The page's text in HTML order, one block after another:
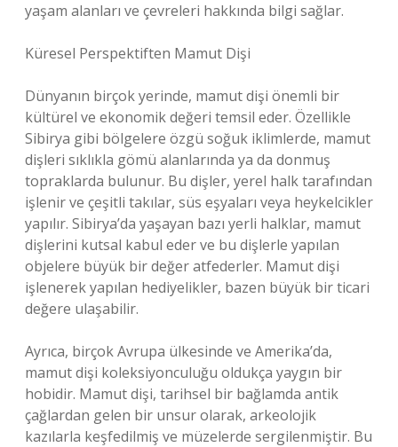
yaşam alanları ve çevreleri hakkında bilgi sağlar.
Küresel Perspektiften Mamut Dişi
Dünyanın birçok yerinde, mamut dişi önemli bir
kültürel ve ekonomik değeri temsil eder. Özellikle
Sibirya gibi bölgelere özgü soğuk iklimlerde, mamut
dişleri sıklıkla gömü alanlarında ya da donmuş
topraklarda bulunur. Bu dişler, yerel halk tarafından
işlenir ve çeşitli takılar, süs eşyaları veya heykelcikler
yapılır. Sibirya’da yaşayan bazı yerli halklar, mamut
dişlerini kutsal kabul eder ve bu dişlerle yapılan
objelere büyük bir değer atfederler. Mamut dişi
işlenerek yapılan hediyelikler, bazen büyük bir ticari
değere ulaşabilir.
Ayrıca, birçok Avrupa ülkesinde ve Amerika’da,
mamut dişi koleksiyonculuğu oldukça yaygın bir
hobidir. Mamut dişi, tarihsel bir bağlamda antik
çağlardan gelen bir unsur olarak, arkeolojik
kazılarla keşfedilmiş ve müzelerde sergilenmiştir. Bu